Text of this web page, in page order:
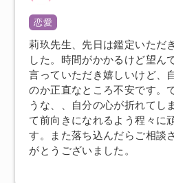
恋愛
莉玖先生、先日は鑑定いただ
した。時間がかかるけど望ん
言っていただき嬉しいけど、
のか正直なところ不安です。
うな、、自分の心が折れてし
て前向きになれるよう程々に
す。また落ち込んだらご相談
がとうございました。